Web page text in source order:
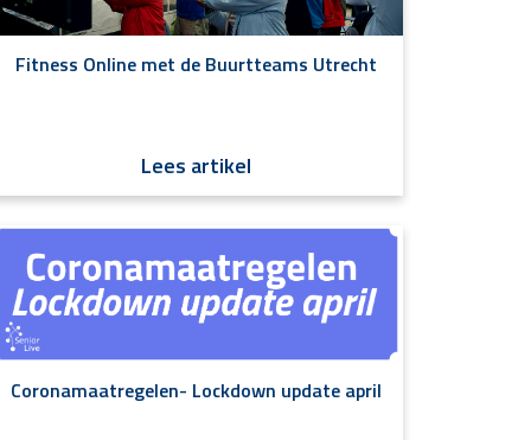
Fitness Online met de Buurtteams Utrecht
Lees artikel
Coronamaatregelen- Lockdown update april